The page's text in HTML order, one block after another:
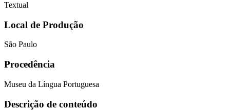
Textual
Local de Produção
São Paulo
Procedência
Museu da Língua Portuguesa
Descrição de conteúdo